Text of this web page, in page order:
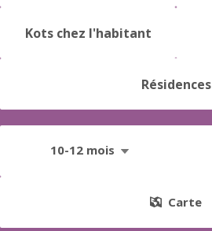
Kots chez l'habitant
Résidences
10-12 mois
Carte